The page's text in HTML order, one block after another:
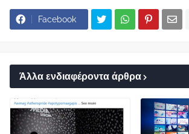
Facebook
Άλλα ενδιαφέροντα άρθρα